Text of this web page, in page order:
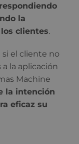
la
clientes.
el cliente no
la aplicación
Machine
la intención
eficaz su